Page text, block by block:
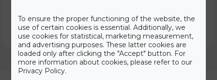
DOWNLOAD
To ensure the proper functioning of the website, the
use of certain cookies is essential. Additionally, we
use cookies for statistical, marketing measurement,
and advertising purposes. These latter cookies are
loaded only after clicking the "Accept" button. For
more information about cookies, please refer to our
Privacy Policy.